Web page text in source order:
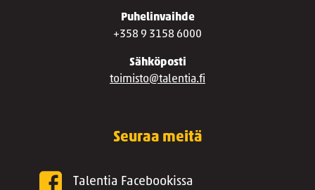
Puhelinvaihde
+358 9 3158 6000
Sähköposti
toimisto@talentia.fi
Seuraa meitä
Talentia Facebookissa